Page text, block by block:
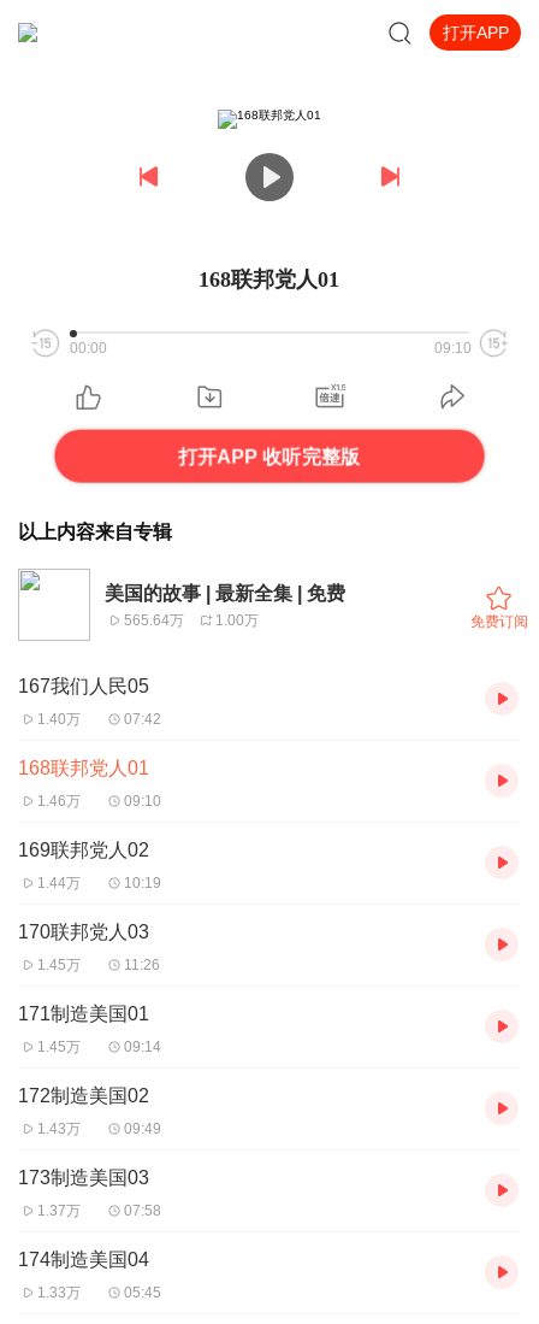
打开APP
168联邦党人01
00:00 09:10
打开APP 收听完整版
以上内容来自专辑
美国的故事 | 最新全集 | 免费
565.64万 1.00万 免费订阅
167我们人民05
1.40万 07:42
168联邦党人01
1.46万 09:10
169联邦党人02
1.44万 10:19
170联邦党人03
1.45万 11:26
171制造美国01
1.45万 09:14
172制造美国02
1.43万 09:49
173制造美国03
1.37万 07:58
174制造美国04
1.33万 05:45